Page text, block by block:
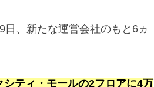
、新たな運営会社のもと6ヵ
ティ・モールの2フロアに4万